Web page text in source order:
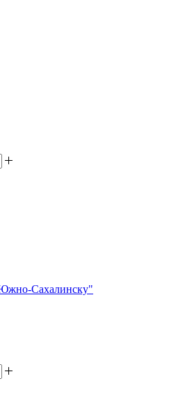
Сахалинску"